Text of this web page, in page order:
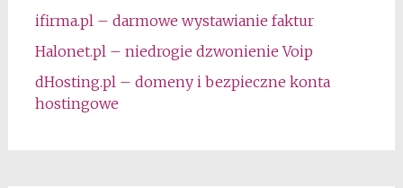
ifirma.pl – darmowe wystawianie faktur
Halonet.pl – niedrogie dzwonienie Voip
dHosting.pl – domeny i bezpieczne konta
hostingowe